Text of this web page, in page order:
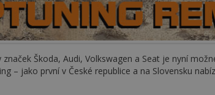
Škoda, Audi, Volkswagen a Seat je nyní
– jako první v České republice a na Slovensku